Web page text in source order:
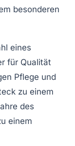
besonderen
eines
für Qualität
Pflege und
zu einem
des
einem